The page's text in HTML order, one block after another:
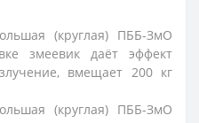
(круглая) ПББ-ЗмО
змеевик даёт эффект
вмещает 200 кг
(круглая) ПББ-ЗмО